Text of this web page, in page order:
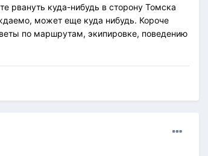
рвануть куда-нибудь в сторону Томска
может еще куда нибудь. Короче
по маршрутам, экипировке, поведению